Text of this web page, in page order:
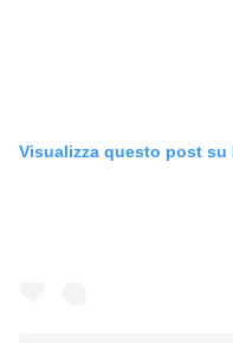
Visualizza questo post su